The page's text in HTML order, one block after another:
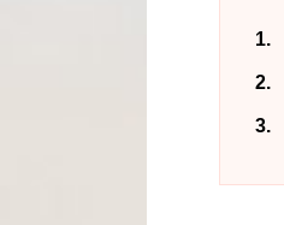
1
2
3